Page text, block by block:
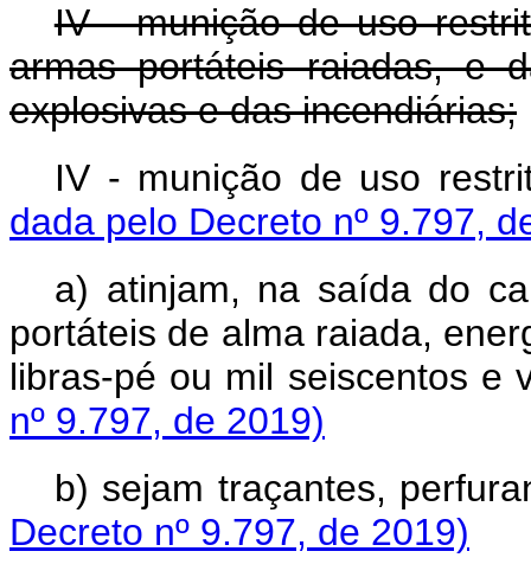
IV - munição de uso
armas portáteis raiadas, e
explosivas e das incendiárias;
IV - munição de uso
dada pelo Decreto nº 9.797,
a) atinjam, na saída do
portáteis de alma raiada,
libras-pé ou mil seiscentos
nº 9.797, de 2019)
b) sejam traçantes,
Decreto nº 9.797, de 2019)